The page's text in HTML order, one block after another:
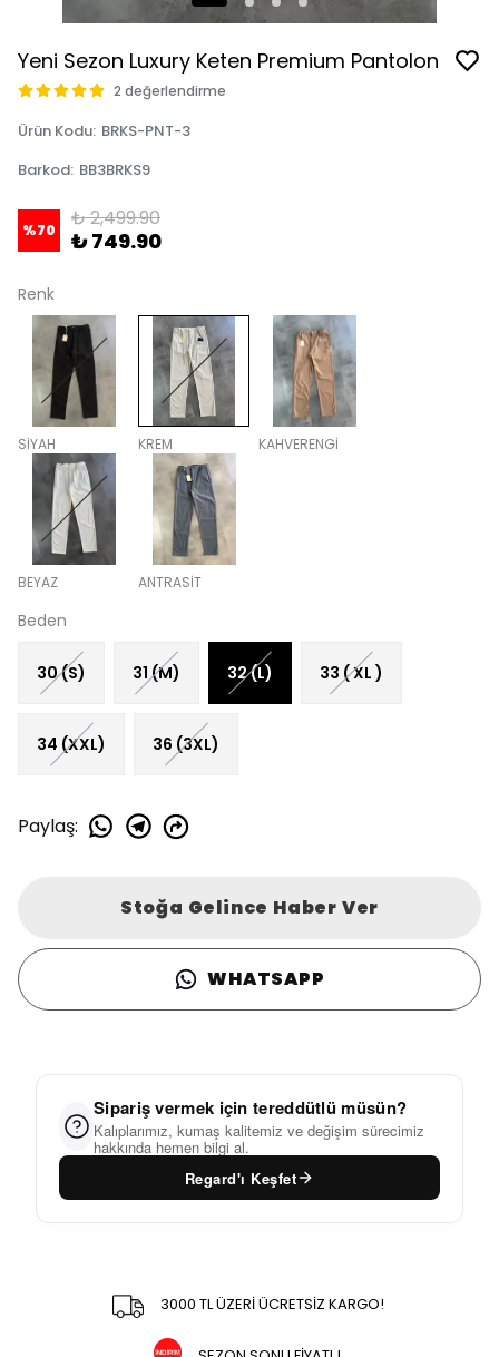
Yeni Sezon Luxury Keten Premium Pantolon
2 değerlendirme
Ürün Kodu: BRKS-PNT-3
Barkod: BB3BRKS9
%70 ₺ 2,499.90
₺ 749.90
Renk
SİYAH KREM KAHVERENGİ
BEYAZ ANTRASİT
Beden
30 (S) 31 (M) 32 (L) 33 ( XL )
34 (XXL) 36 (3XL)
Paylaş:
Stoğa Gelince Haber Ver
WHATSAPP
Sipariş vermek için tereddütlü müsün?
Kalıplarımız, kumaş kalitemiz ve değişim sürecimiz
hakkında hemen bilgi al.
Regard'ı Keşfet
3000 TL ÜZERİ ÜCRETSİZ KARGO!